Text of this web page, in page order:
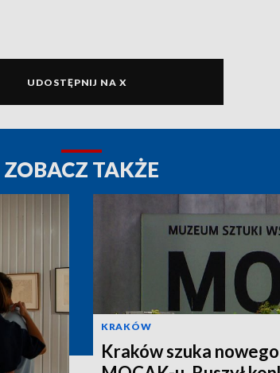
UDOSTĘPNIJ NA X
ZOBACZ TAKŻE
KRAKÓW
Kraków szuka